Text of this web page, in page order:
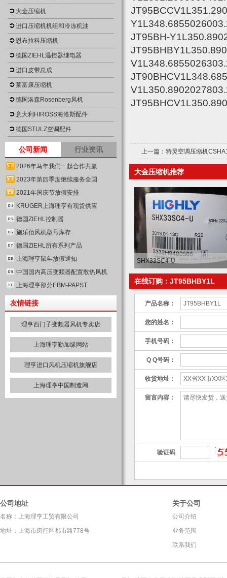
大金压缩机
进口压缩机机组和冷冻机油
恩布拉科压缩机
德国ZIEHL温控器继电器
进口皮带总成
莱富康压缩机
德国洛森Rosenberg风机
意大利HIROSS海洛斯配件
德国STULZ空调配件
公司新闻 行业资讯
2026年马年我们一起合作共赢
2023年第四季度继续服务全国
2021年国庆节放假安排
KRUGER上海理亨有现货供应
德国ZIEHL控制器
施乐佰风机型号库存
德国ZIEHL所有系列产品
上海理亨鼠年放假通知
中国国内高压变频器配置散热风机
上海理亨部分EBM-PAPST
友情链接
理亨西门子变频器风机专卖店
上海理亨勤加缘网站
理亨进口风机压缩机旗舰店
上海理亨中国制造网
JT95BH-
上一篇： 特灵空调压缩机
大金压缩机推荐
SHX33S​C4-U
在线订购：JT95BHBY1L
产品名称：
您的姓名：
手机号码：
Q Q号码：
收货地址：
留言内容：
验证码
公司地址
名称：上海理亨工贸有限公司
地址：上海市闵行区都市路778号
关于公司
公司介绍
业务范围
联系我们